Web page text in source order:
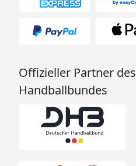
Offizieller Partner
Handballbundes